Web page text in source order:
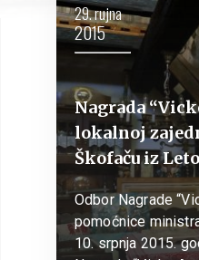
29. rujna
2015
Nagrada
lokalnoj
Škofaču iz
Odbor Nagrade
pomoćnice
10. srpnja 2015.